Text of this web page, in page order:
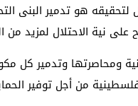
لتحقيقه هو تدمير
نية الاحتلال لمزيد من
وتدمير كل
من أجل توفير